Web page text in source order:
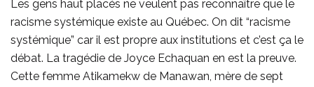
Les gens haut placés ne veulent pas reconnaître que le
racisme systémique existe au Québec. On dit “racisme
systémique” car il est propre aux institutions et c’est ça le
débat. La tragédie de Joyce Echaquan en est la preuve.
Cette femme Atikamekw de Manawan, mère de sept